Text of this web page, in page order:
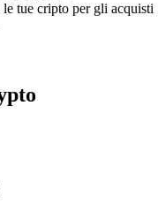
le tue cripto per gli acquisti